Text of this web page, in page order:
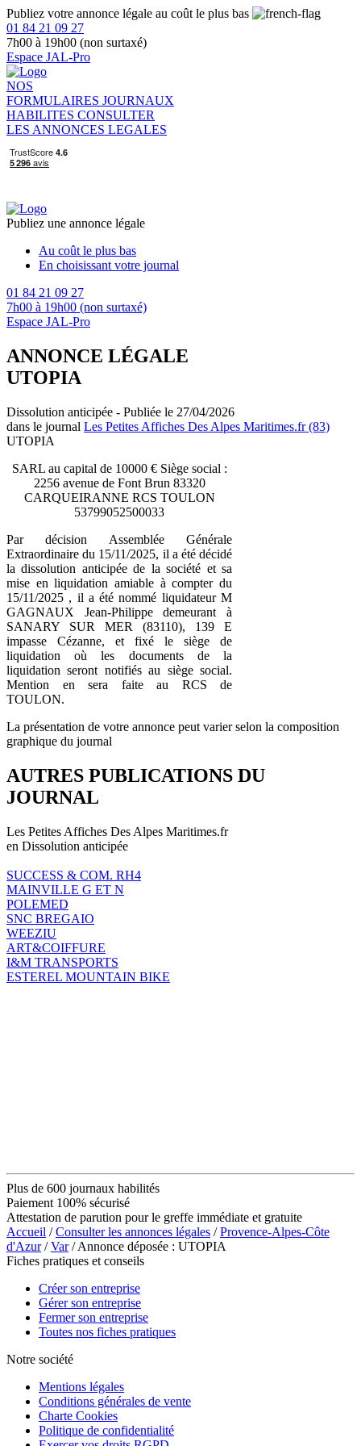
Publiez votre annonce légale au coût le plus bas
01 84 21 09 27
7h00 à 19h00 (non surtaxé)
Espace JAL-Pro
NOS
FORMULAIRES JOURNAUX
HABILITES CONSULTER
LES ANNONCES LEGALES
Publiez une annonce légale
Au coût le plus bas
En choisissant votre journal
01 84 21 09 27
7h00 à 19h00 (non surtaxé)
Espace JAL-Pro
ANNONCE LÉGALE
UTOPIA
Dissolution anticipée - Publiée le 27/04/2026
dans le journal Les Petites Affiches Des Alpes Maritimes.fr (83)
UTOPIA
SARL au capital de 10000 € Siège social :
2256 avenue de Font Brun 83320
CARQUEIRANNE RCS TOULON
53799052500033
Par décision Assemblée Générale
Extraordinaire du 15/11/2025, il a été décidé
la dissolution anticipée de la société et sa
mise en liquidation amiable à compter du
15/11/2025 , il a été nommé liquidateur M
GAGNAUX Jean-Philippe demeurant à
SANARY SUR MER (83110), 139 E
impasse Cézanne, et fixé le siège de
liquidation où les documents de la
liquidation seront notifiés au siège social.
Mention en sera faite au RCS de
TOULON.
La présentation de votre annonce peut varier selon la composition
graphique du journal
AUTRES PUBLICATIONS DU
JOURNAL
Les Petites Affiches Des Alpes Maritimes.fr
en Dissolution anticipée
SUCCESS & COM. RH4
MAINVILLE G ET N
POLEMED
SNC BREGAIO
WEEZIU
ART&COIFFURE
I&M TRANSPORTS
ESTEREL MOUNTAIN BIKE
Plus de 600 journaux habilités
Paiement 100% sécurisé
Attestation de parution pour le greffe immédiate et gratuite
Accueil /Consulter les annonces légales /Provence-Alpes-Côte
d'Azur/Var/ Annonce déposée : UTOPIA
Fiches pratiques et conseils
Créer son entreprise
Gérer son entreprise
Fermer son entreprise
Toutes nos fiches pratiques
Notre société
Mentions légales
Conditions générales de vente
Charte Cookies
Politique de confidentialité